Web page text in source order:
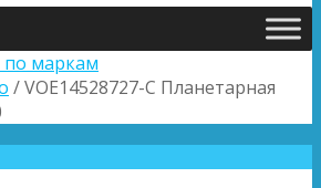
по маркам
/ VOE14528727-C Планетарная